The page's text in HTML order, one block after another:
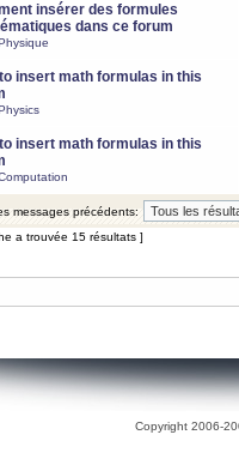
insérer des formules
dans ce forum
insert math formulas in this
insert math formulas in this
messages précédents:
a trouvée 15 résultats ]
Copyright 2006-